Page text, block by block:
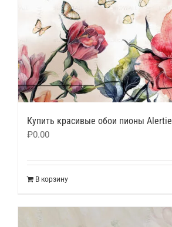
Купить красивые обои пионы Alertie
₽0.00
В корзину